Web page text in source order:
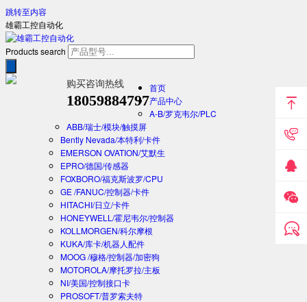
跳转至内容
雄霸工控自动化
Products search
购买咨询热线
18059884797
首页
产品中心
A-B/罗克韦尔/PLC
ABB/瑞士/模块/触摸屏
Bently Nevada/本特利/卡件
EMERSON OVATION/艾默生
EPRO/德国/传感器
FOXBORO/福克斯波罗/CPU
GE /FANUC/控制器/卡件
HITACHI/日立/卡件
HONEYWELL/霍尼韦尔/控制器
KOLLMORGEN/科尔摩根
KUKA/库卡/机器人配件
MOOG /穆格/控制器/加密狗
MOTOROLA/摩托罗拉/主板
NI/美国/控制接口卡
PROSOFT/普罗索夫特